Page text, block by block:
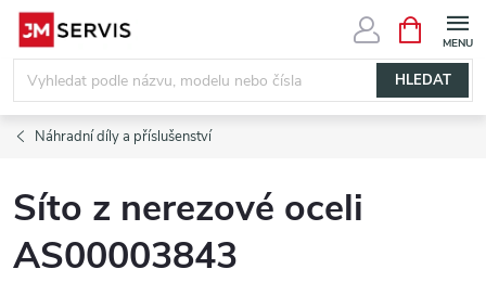
Přejít
obsah
HLEDAT
NÁKUPNÍ
KOŠÍK
Náhradní díly a příslušenství
Síto z nerezové oceli
AS00003843